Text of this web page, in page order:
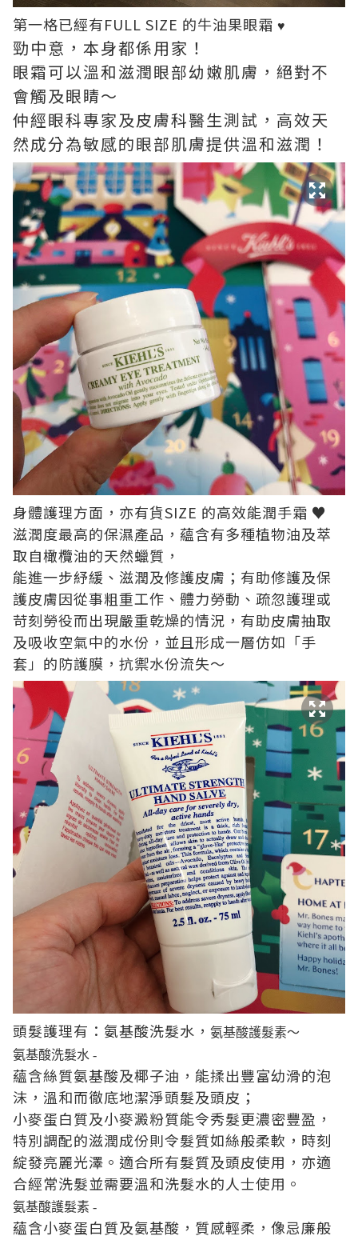
第一格已經有FULL SIZE 的牛油果眼霜 ♥
勁中意，本身都係用家！
眼霜可以溫和滋潤眼部幼嫩肌膚，絕對不
會觸及眼睛～
仲經眼科專家及皮膚科醫生測試，高效天
然成分為敏感的眼部肌膚提供溫和滋潤！
身體護理方面，亦有貨SIZE 的高效能潤手霜 ♥
滋潤度最高的保濕產品，蘊含有多種植物油及萃
取自橄欖油的天然蠟質，
能進一步紓緩、滋潤及修護皮膚；有助修護及保
護皮膚因從事粗重工作、體力勞動、疏忽護理或
苛刻勞役而出現嚴重乾燥的情況，有助皮膚抽取
及吸收空氣中的水份，並且形成一層仿如「手
套」的防護膜，抗禦水份流失～
頭髮護理有：氨基酸洗髮水， 氨基酸護髮素～
氨基酸洗髮水 -
蘊含絲質氨基酸及椰子油，能揉出豐富幼滑的泡
沫，溫和而徹底地潔淨頭髮及頭皮；
小麥蛋白質及小麥澱粉質能令秀髮更濃密豐盈，
特別調配的滋潤成份則令髮質如絲般柔軟，時刻
綻發亮麗光澤。適合所有髮質及頭皮使用，亦適
合經常洗髮並需要溫和洗髮水的人士使用。
氨基酸護髮素 -
蘊含小麥蛋白質及氨基酸，質感輕柔，像忌廉般